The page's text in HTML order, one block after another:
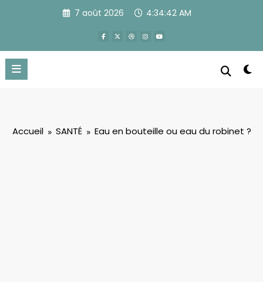
7 août 2026 4:34:42 AM
Accueil SANTÉ Eau en bouteille ou eau du robinet ?